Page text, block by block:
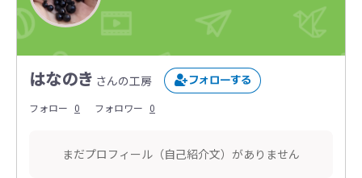
はなのき さんの工房
フォロー 0 フォロワー 0
まだプロフィール（自己紹介文）がありません